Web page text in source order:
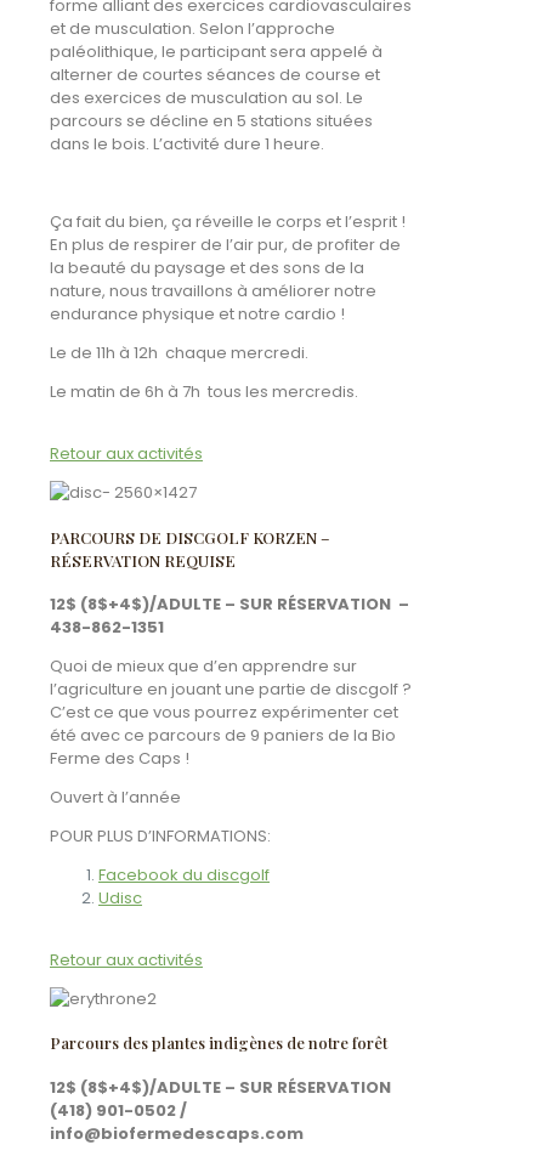
forme alliant des exercices cardiovasculaires
et de musculation. Selon l’approche
paléolithique, le participant sera appelé à
alterner de courtes séances de course et
des exercices de musculation au sol. Le
parcours se décline en 5 stations situées
dans le bois. L’activité dure 1 heure.
Ça fait du bien, ça réveille le corps et l’esprit !
En plus de respirer de l’air pur, de profiter de
la beauté du paysage et des sons de la
nature, nous travaillons à améliorer notre
endurance physique et notre cardio !
​Le de 11h à 12h chaque mercredi.
Le matin de 6h à 7h tous les mercredis.
Retour aux activités
PARCOURS DE DISCGOLF KORZEN –
RÉSERVATION REQUISE
12$ (8$+4$)/ADULTE – SUR RÉSERVATION –
438-862-1351
Quoi de mieux que d’en apprendre sur
l’agriculture en jouant une partie de discgolf ?
C’est ce que vous pourrez expérimenter cet
été avec ce parcours de 9 paniers de la Bio
Ferme des Caps !
​Ouvert à l’année
POUR PLUS D’INFORMATIONS:
Facebook du discgolf
Udisc
Retour aux activités
Parcours des plantes indigènes de notre forêt
12$ (8$+4$)/ADULTE – SUR RÉSERVATION
(418) 901-0502 /
info@biofermedescaps.com